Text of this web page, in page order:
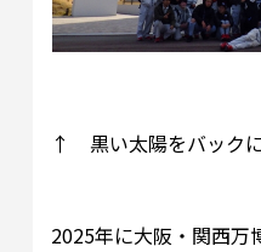
↑ 黒い太陽をバック
2025年に大阪・関西万